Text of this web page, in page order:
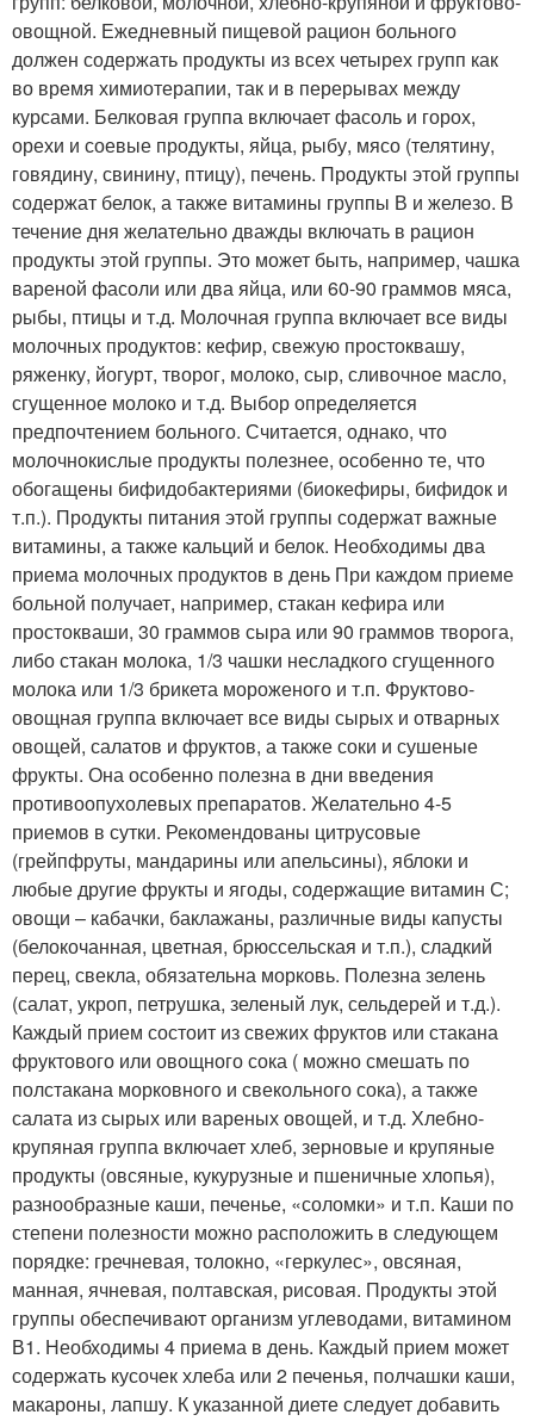
овощной. Ежедневный пищевой рацион больного
должен содержать продукты из всех четырех групп как
во время химиотерапии, так и в перерывах между
курсами. Белковая группа включает фасоль и горох,
орехи и соевые продукты, яйца, рыбу, мясо (телятину,
говядину, свинину, птицу), печень. Продукты этой группы
содержат белок, а также витамины группы В и железо. В
течение дня желательно дважды включать в рацион
продукты этой группы. Это может быть, например, чашка
вареной фасоли или два яйца, или 60-90 граммов мяса,
рыбы, птицы и т.д. Молочная группа включает все виды
молочных продуктов: кефир, свежую простоквашу,
ряженку, йогурт, творог, молоко, сыр, сливочное масло,
сгущенное молоко и т.д. Выбор определяется
предпочтением больного. Считается, однако, что
молочнокислые продукты полезнее, особенно те, что
обогащены бифидобактериями (биокефиры, бифидок и
т.п.). Продукты питания этой группы содержат важные
витамины, а также кальций и белок. Необходимы два
приема молочных продуктов в день При каждом приеме
больной получает, например, стакан кефира или
простокваши, 30 граммов сыра или 90 граммов творога,
либо стакан молока, 1/3 чашки несладкого сгущенного
молока или 1/3 брикета мороженого и т.п. Фруктово-
овощная группа включает все виды сырых и отварных
овощей, салатов и фруктов, а также соки и сушеные
фрукты. Она особенно полезна в дни введения
противоопухолевых препаратов. Желательно 4-5
приемов в сутки. Рекомендованы цитрусовые
(грейпфруты, мандарины или апельсины), яблоки и
любые другие фрукты и ягоды, содержащие витамин С;
овощи – кабачки, баклажаны, различные виды капусты
(белокочанная, цветная, брюссельская и т.п.), сладкий
перец, свекла, обязательна морковь. Полезна зелень
(салат, укроп, петрушка, зеленый лук, сельдерей и т.д.).
Каждый прием состоит из свежих фруктов или стакана
фруктового или овощного сока ( можно смешать по
полстакана морковного и свекольного сока), а также
салата из сырых или вареных овощей, и т.д. Хлебно-
крупяная группа включает хлеб, зерновые и крупяные
продукты (овсяные, кукурузные и пшеничные хлопья),
разнообразные каши, печенье, «соломки» и т.п. Каши по
степени полезности можно расположить в следующем
порядке: гречневая, толокно, «геркулес», овсяная,
манная, ячневая, полтавская, рисовая. Продукты этой
группы обеспечивают организм углеводами, витамином
В1. Необходимы 4 приема в день. Каждый прием может
содержать кусочек хлеба или 2 печенья, полчашки каши,
макароны, лапшу. К указанной диете следует добавить